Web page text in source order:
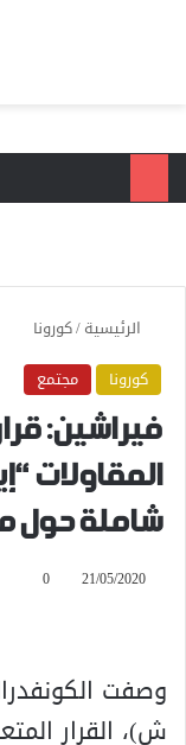
الرئيسية/كورونا
كورونا
مجتمع
فيراشين:
المقاولات
شاملة حول
21/05/2020
0
وصفت
ش)، القرار